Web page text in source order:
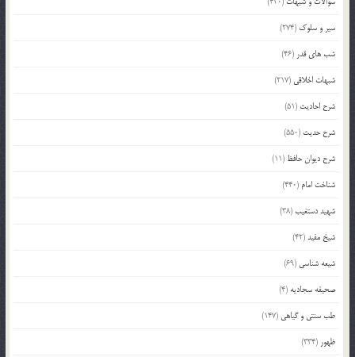
سیر و سلوک (274)
شب های قدر (46)
شبهات اخلاقی (217)
شرح احادیث (51)
شرح حدیث (550)
شرح دیوان حافظ (11)
شناخت امام (440)
شهید دستغیب(38)
شیخ مفید(42)
شیعه شناسی (69)
صحیفه سجادیه (4)
طب سنتی و گیاهی (147)
ظهور (334)